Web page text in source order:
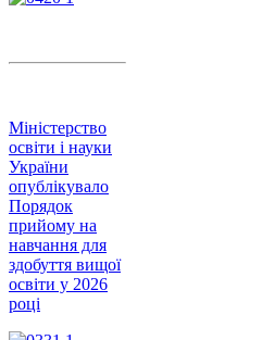
Міністерство
освіти і науки
України
опублікувало
Порядок
прийому на
навчання для
здобуття вищої
освіти у 2026
році